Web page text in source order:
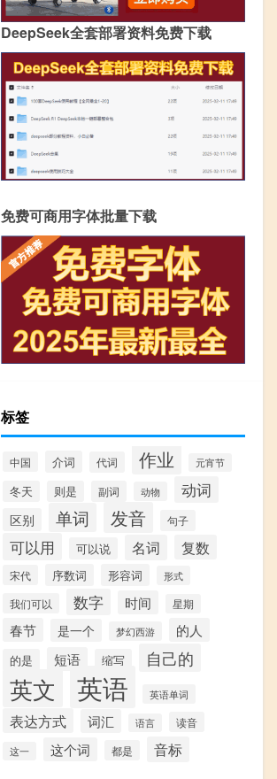
DeepSeek全套部署资料免费下载
免费可商用字体批量下载
标签
中国 介词 代词 作业 元宵节
冬天 则是 副词 动物 动词
区别 单词 发音 句子
可以用 可以说 名词 复数
宋代 序数词 形容词 形式
我们可以 数字 时间 星期
春节 是一个 梦幻西游 的人
的是 短语 缩写 自己的
英文 英语 英语单词
表达方式 词汇 语言 读音
这一 这个词 都是 音标